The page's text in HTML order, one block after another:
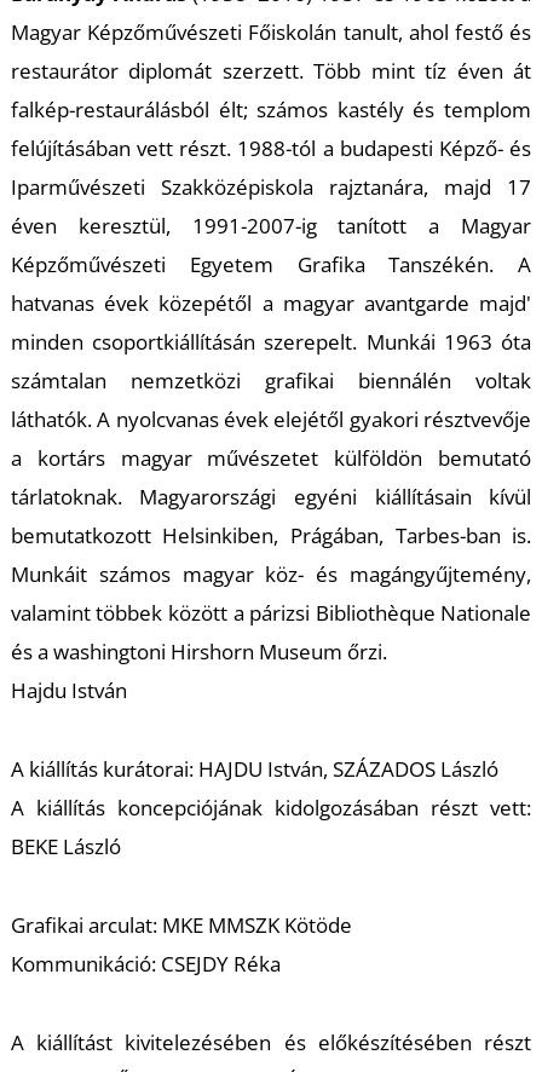
Magyar Képzőművészeti Főiskolán tanult, ahol festő és
restaurátor diplomát szerzett. Több mint tíz éven át
falkép-restaurálásból élt; számos kastély és templom
felújításában vett részt. 1988-tól a budapesti Képző- és
Iparművészeti Szakközépiskola rajztanára, majd 17
éven keresztül, 1991-2007-ig tanított a Magyar
Képzőművészeti Egyetem Grafika Tanszékén. A
hatvanas évek közepétől a magyar avantgarde majd'
minden csoportkiállításán szerepelt. Munkái 1963 óta
számtalan nemzetközi grafikai biennálén voltak
láthatók. A nyolcvanas évek elejétől gyakori résztvevője
a kortárs magyar művészetet külföldön bemutató
tárlatoknak. Magyarországi egyéni kiállításain kívül
bemutatkozott Helsinkiben, Prágában, Tarbes-ban is.
Munkáit számos magyar köz- és magángyűjtemény,
valamint többek között a párizsi Bibliothèque Nationale
és a washingtoni Hirshorn Museum őrzi.
Hajdu István
A kiállítás kurátorai: HAJDU István, SZÁZADOS László
A kiállítás koncepciójának kidolgozásában részt vett:
BEKE László
Grafikai arculat: MKE MMSZK Kötöde
Kommunikáció: CSEJDY Réka
A kiállítást kivitelezésében és előkészítésében részt